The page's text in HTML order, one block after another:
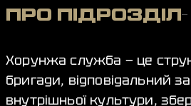
ПРО ПІДРОЗДІЛ
Хорунжа служба — це
бригади, відповідальний
внутрішньої культури,